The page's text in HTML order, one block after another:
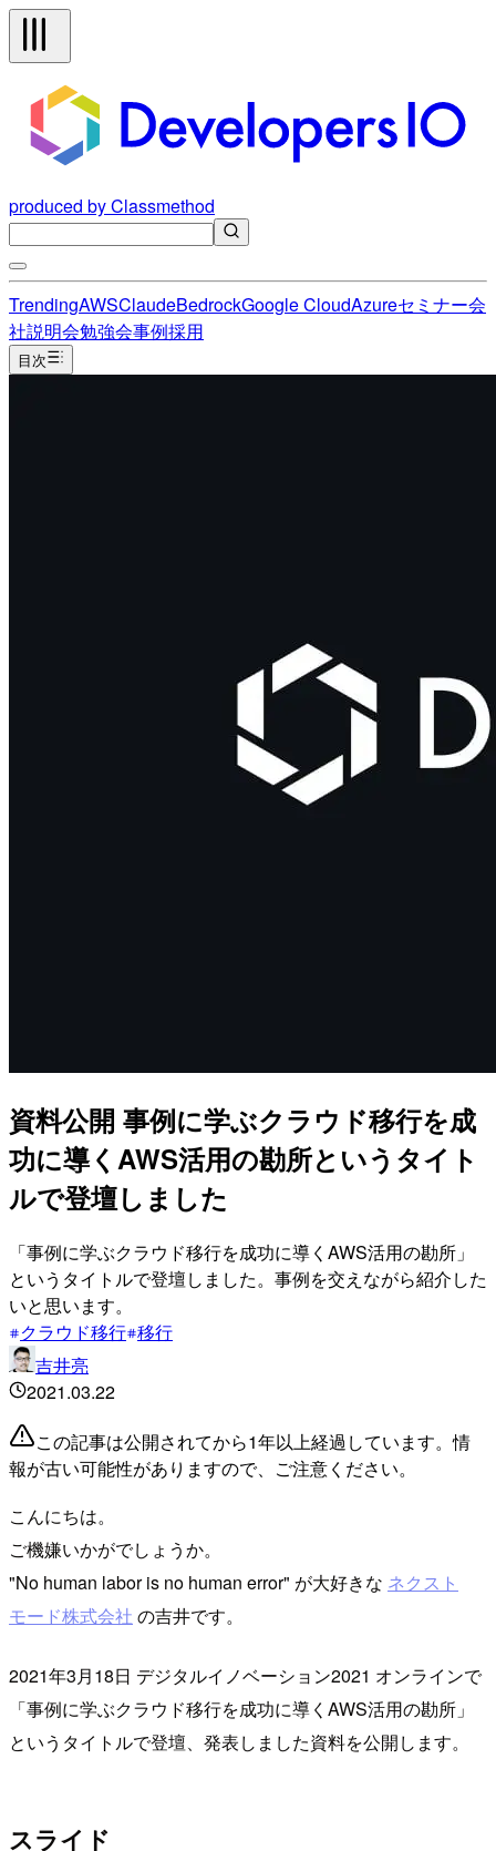
produced by Classmethod
TrendingAWSClaudeBedrockGoogle CloudAzureセミナー会
社説明会勉強会事例採用
目次
資料公開 事例に学ぶクラウド移行を成
功に導くAWS活用の勘所というタイト
ルで登壇しました
「事例に学ぶクラウド移行を成功に導くAWS活用の勘所」
というタイトルで登壇しました。事例を交えながら紹介した
いと思います。
クラウド移行 移行
吉井亮
2021.03.22
この記事は公開されてから1年以上経過しています。情
報が古い可能性がありますので、ご注意ください。
こんにちは。
ご機嫌いかがでしょうか。
"No human labor is no human error" が大好きな ネクスト
モード株式会社 の吉井です。
2021年3月18日 デジタルイノベーション2021 オンラインで
「事例に学ぶクラウド移行を成功に導くAWS活用の勘所」
というタイトルで登壇、発表しました資料を公開します。
スライド